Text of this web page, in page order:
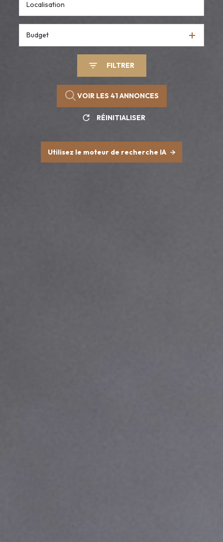
Budget
FILTRER
VOIR LES 41ANNONCES
RÉINITIALISER
Utilisez le moteur de recherche IA